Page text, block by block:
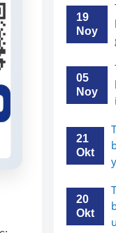
19
Noy
05
Noy
21
Okt
20
Okt